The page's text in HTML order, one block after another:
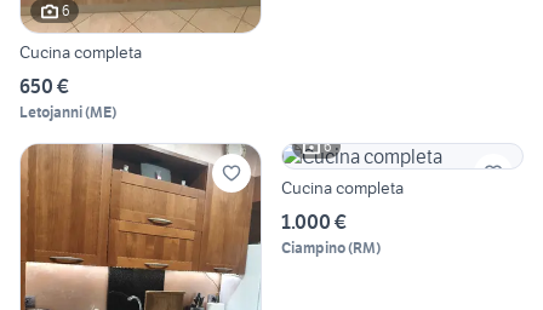
6
Cucina completa
650 €
Letojanni(ME)
6
Cucina completa
1.000 €
Ciampino(RM)